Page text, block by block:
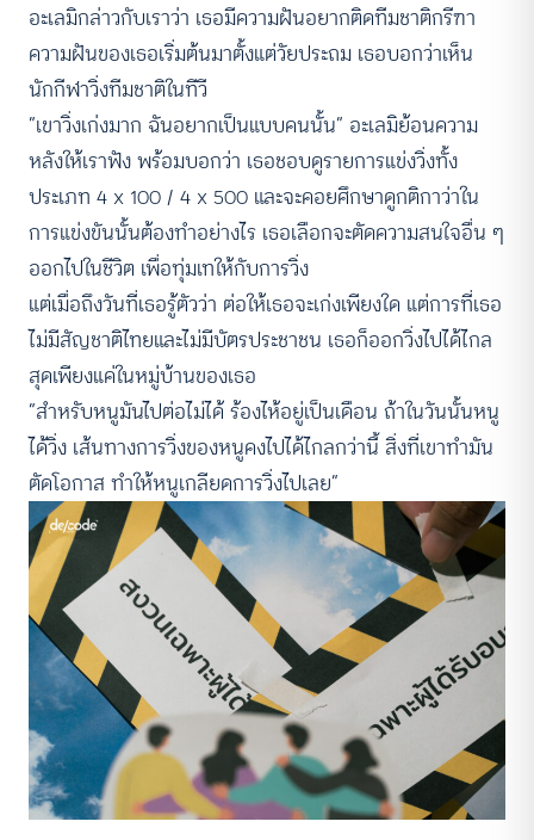
อะเลมิกล่าวกับเราว่า เธอมีความฝันอยากติดทีมชาติกรีฑา
ความฝันของเธอเริ่มต้นมาตั้งแต่วัยประถม เธอบอกว่าเห็น
นักกีฬาวิ่งทีมชาติในทีวี
“เขาวิ่งเก่งมาก ฉันอยากเป็นแบบคนนั้น” อะเลมิย้อนความ
หลังให้เราฟัง พร้อมบอกว่า เธอชอบดูรายการแข่งวิ่งทั้ง
ประเภท 4 x 100 / 4 x 500 และจะคอยศึกษาดูกติกาว่าใน
การแข่งขันนั้นต้องทำอย่างไร เธอเลือกจะตัดความสนใจอื่น ๆ
ออกไปในชีวิต เพื่อทุ่มเทให้กับการวิ่ง
แต่เมื่อถึงวันที่เธอรู้ตัวว่า ต่อให้เธอจะเก่งเพียงใด แต่การที่เธอ
ไม่มีสัญชาติไทยและไม่มีบัตรประชาชน เธอก็ออกวิ่งไปได้ไกล
สุดเพียงแค่ในหมู่บ้านของเธอ
“สำหรับหนูมันไปต่อไม่ได้ ร้องไห้อยู่เป็นเดือน ถ้าในวันนั้นหนู
ได้วิ่ง เส้นทางการวิ่งของหนูคงไปได้ไกลกว่านี้ สิ่งที่เขาทำมัน
ตัดโอกาส ทำให้หนูเกลียดการวิ่งไปเลย”